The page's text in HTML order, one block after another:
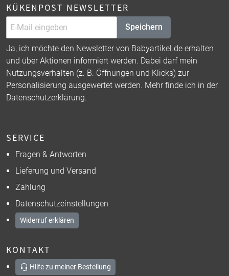
KÜKENPOST NEWSLETTER
Speichern
Ja, ich möchte den Newsletter von Babyartikel.de erhalten
und über Aktionen informiert werden. Dabei darf mein
Nutzungsverhalten (z. B. Öffnungen und Klicks) zur
Personalisierung ausgewertet werden. Mehr finde ich in der
Datenschutzerklärung.
SERVICE
Fragen & Antworten
Lieferung und Versand
Zahlung
Datenschutzeinstellungen
Widerruf erklären
KONTAKT
Hilfe zu meiner Bestellung